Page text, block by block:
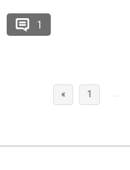
1
« 1 …